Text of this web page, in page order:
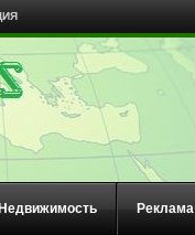
Недвижимость Реклама